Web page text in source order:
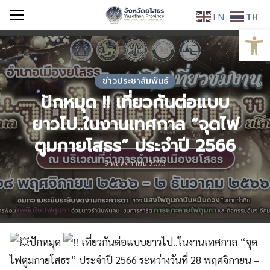
Skip
content
Search
for:
ข่าวประชาสัมพันธ์
ปักหมุด !! เที่ยวกันต่อแบบ
ยาวไป..ในงานเทศกาล “จุดไฟ
ตูมกายโสธร” ประจำปี 2566
9 พฤศจิกายน 2023
ปักหมุด
เที่ยวกันต่อแบบยาวไป..ในงานเทศกาล “จุด
ไฟตูมกายโสธร” ประจำปี 2566 ระหว่างวันที่ 28 พฤศจิกายน –
EN TH